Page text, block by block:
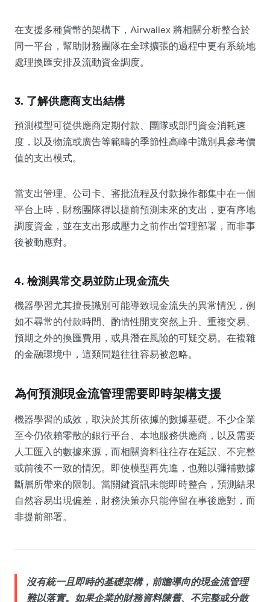
在支援多種貨幣的架構下，Airwallex 將相關分析整合於
同一平台，幫助財務團隊在全球擴張的過程中更有系統地
處理換匯安排及流動資金調度。
3. 了解供應商支出結構
預測模型可從供應商定期付款、團隊或部門資金消耗速
度，以及物流或廣告等範疇的季節性高峰中識別具參考價
值的支出模式。
當支出管理、公司卡、審批流程及付款操作都集中在一個
平台上時，財務團隊得以提前預測未來的支出，更有序地
調度資金，並在支出形成壓力之前作出管理部署，而非事
後被動應對。
4. 檢測異常交易並防止現金流失
機器學習尤其擅長識別可能導致現金流失的異常情況，例
如不尋常的付款時間、酌情性開支突然上升、重複交易、
預期之外的換匯費用，或具潛在風險的可疑交易。在複雜
的金融環境中，這類問題往往容易被忽略。
為何預測現金流管理需要即時架構支援
機器學習的成效，取決於其所依據的數據基礎。不少企業
至今仍依賴零散的銀行平台、本地服務供應商，以及需要
人工匯入的數據來源，而相關資料往往存在延誤、不完整
或前後不一致的情況。即使模型再先進，也難以彌補數據
斷層所帶來的限制。當關鍵資訊未能即時整合，預測結果
自然容易出現偏差，財務決策亦只能停留在事後應對，而
非提前部署。
沒有統一且即時的基礎架構，前瞻導向的現金流管理
難以落實。如果企業的財務資料陳舊、不完整或分散